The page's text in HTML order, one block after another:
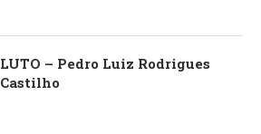
LUTO – Pedro Luiz Rodrigues
Castilho